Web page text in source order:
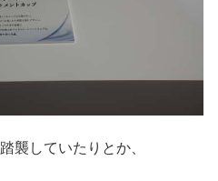
襲していたりとか、